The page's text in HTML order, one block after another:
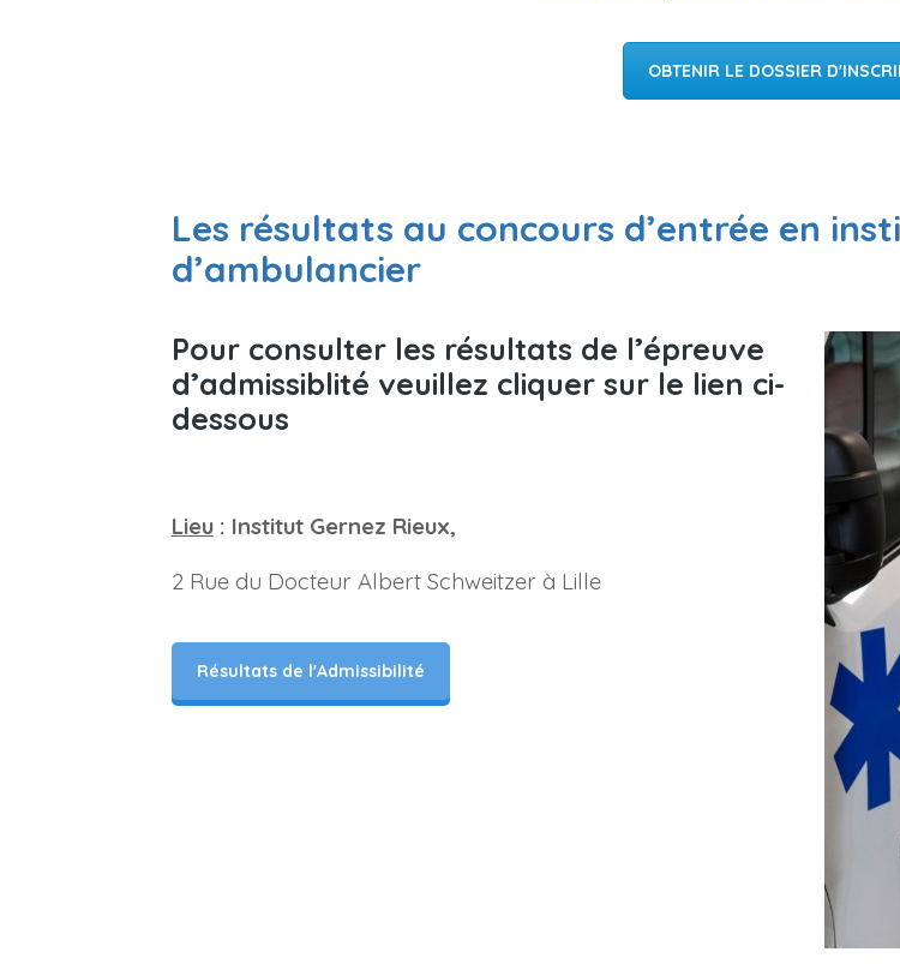
OBTENIR LE DOSSIER
Les résultats au concours d’entrée en
d’ambulancier
Pour consulter les résultats de l’épreuve
d’admissiblité veuillez cliquer sur le lien ci-
dessous
Lieu: Institut Gernez Rieux,
2 Rue du Docteur Albert Schweitzer à Lille
Résultats de l'Admissibilité